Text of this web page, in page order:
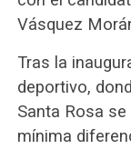
Vásquez
Tras la
deportivo,
Santa Rosa
mínima